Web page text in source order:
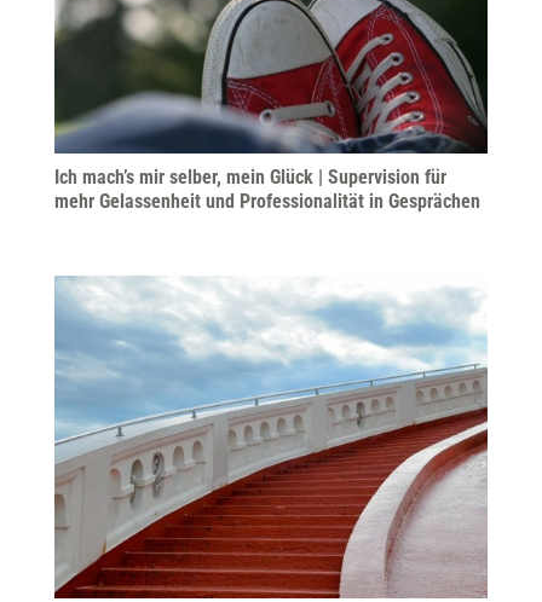
Ich mach’s mir selber, mein Glück | Supervision für
mehr Gelassenheit und Professionalität in Gesprächen